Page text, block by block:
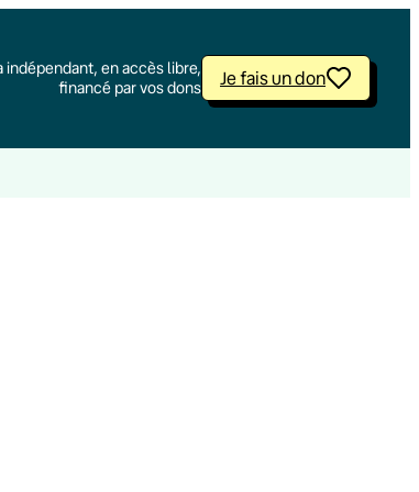
indépendant, en accès libre,
financé par vos dons
Je fais un don